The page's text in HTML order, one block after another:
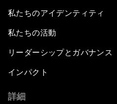
私たちのアイデンティティ
私たちの活動
リーダーシップとガバナンス
インパクト
詳細